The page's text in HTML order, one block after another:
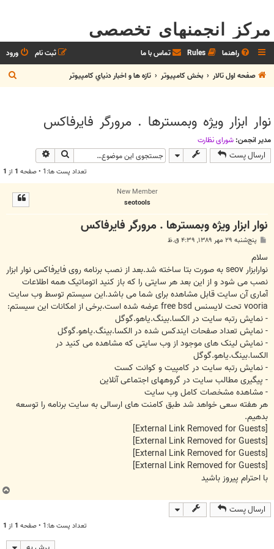
مرکز انجمنهای تخصصی
راهنما Rules تماس با ما ورود
ثبت نام
صفحه اول تالار
بخش كامپيوتر تازه ها و اخبار دنياي کامپيوتر
س
نوار ابزار ویژه وبمسترها . مرورگر فایرفاکس
مدیر انجمن: شوراي نظارت
ارسال پست جستجو
تعداد پست ها:1 • صفحه 1 از 1
New Member
seotools
نوار ابزار ویژه وبمسترها . مرورگر فایرفاکس
س
ت
پنج‌شنبه ۲۹ مهر ۱۳۸۹, ۴:۳۹ ق.ظ
سلام
نوارابزار seov به صورت بتا ساخته شد.بعد از نصب برنامه روی فایرفاکس نوار ابزار
نصب می شود و از این بعد هر سایتی را که باز کنید اتوماتیک همه اطلاعات
آماری آن سایت قابل مشاهده برای شما می باشد.این سیستم توسط وب سایت
vooria تحت لایسنس free bsd عرضه شده است.برخی از امکانات این سیستم:
- نمایش رتبه سایت در الکسا.بینگ.یاهو.گوگل
- نمایش تعداد صفحات ایندکس شده در الکسا.بینگ.یاهو.گوگل
- نمایش لینک های موجود از وب سایتی که مشاهده می کنید در
الکسا.بینگ.یاهو.گوگل
- نمایش رتبه سایت در کامپیت و کوانت کست
- پیگیری مطالب سایت در گروههای اجتماعی آنلاین
- مشاهده مشخصات کامل وب سایت
هر هفته سعی خواهد شد طبق کامنت های ارسالی به سایت برنامه را توسعه
بدهیم.
[External Link Removed for Guests]
[External Link Removed for Guests]
[External Link Removed for Guests]
[External Link Removed for Guests]
با احترام پیروز باشید
ارسال پست
تعداد پست ها:1 • صفحه 1 از 1